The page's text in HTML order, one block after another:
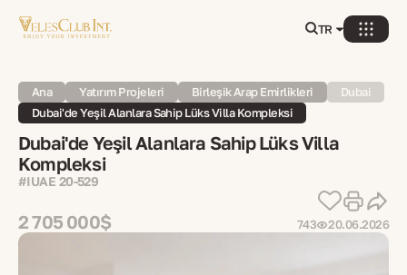
TR
Ana Yatırım Projeleri Birleşik Arap Emirlikleri
Dubai
Dubai'de Yeşil Alanlara Sahip Lüks Villa Kompleksi
Dubai'de Yeşil Alanlara Sahip Lüks Villa
Kompleksi
#IUAE 20-529
2 705 000$ 743 20.06.2026